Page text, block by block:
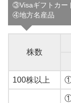
③Visaギフトカー
④地方名産品
株数
100株以上